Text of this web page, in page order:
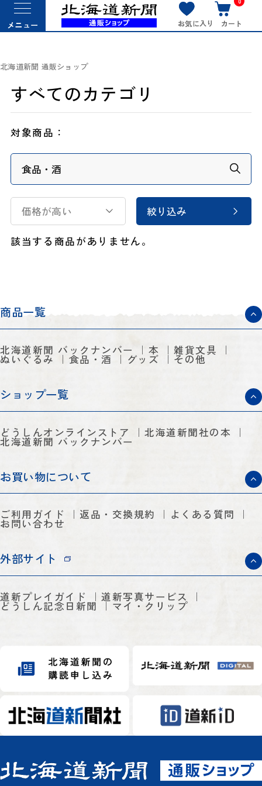
メニュー お気に入り カート
北海道新聞 通販ショップ
すべてのカテゴリ
対象商品：
価格が高い 絞り込み
該当する商品がありません。
商品一覧
北海道新聞 バックナンバー 本 雑貨文具
ぬいぐるみ 食品・酒 グッズ その他
ショップ一覧
どうしんオンラインストア 北海道新聞社の本
北海道新聞 バックナンバー
お買い物について
ご利用ガイド 返品・交換規約 よくある質問
お問い合わせ
外部サイト
道新プレイガイド 道新写真サービス
どうしん記念日新聞 マイ・クリップ